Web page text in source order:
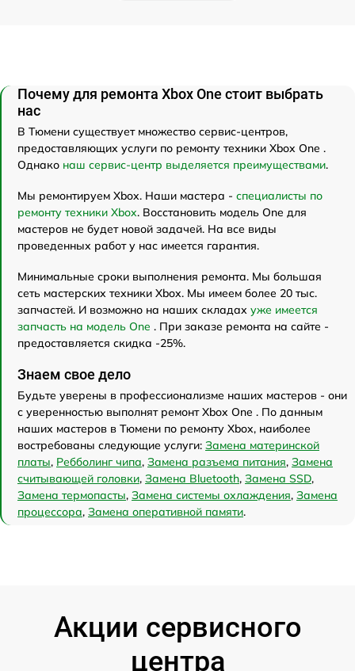
Почему для ремонта Xbox One стоит выбрать
нас
В Тюмени существует множество сервис-центров,
предоставляющих услуги по ремонту техники Xbox One .
Однако наш сервис-центр выделяется преимуществами.
Мы ремонтируем Xbox. Наши мастера - специалисты по
ремонту техники Xbox. Восстановить модель One для
мастеров не будет новой задачей. На все виды
проведенных работ у нас имеется гарантия.
Минимальные сроки выполнения ремонта. Мы большая
сеть мастерских техники Xbox. Мы имеем более 20 тыс.
запчастей. И возможно на наших складах уже имеется
запчасть на модель One . При заказе ремонта на сайте -
предоставляется скидка -25%.
Знаем свое дело
Будьте уверены в профессионализме наших мастеров - они
с уверенностью выполнят ремонт Xbox One . По данным
наших мастеров в Тюмени по ремонту Xbox, наиболее
востребованы следующие услуги: Замена материнской
платы, Ребболинг чипа, Замена разъема питания, Замена
считывающей головки, Замена Bluetooth, Замена SSD,
Замена термопасты, Замена системы охлаждения, Замена
процессора, Замена оперативной памяти.
Акции сервисного
центра